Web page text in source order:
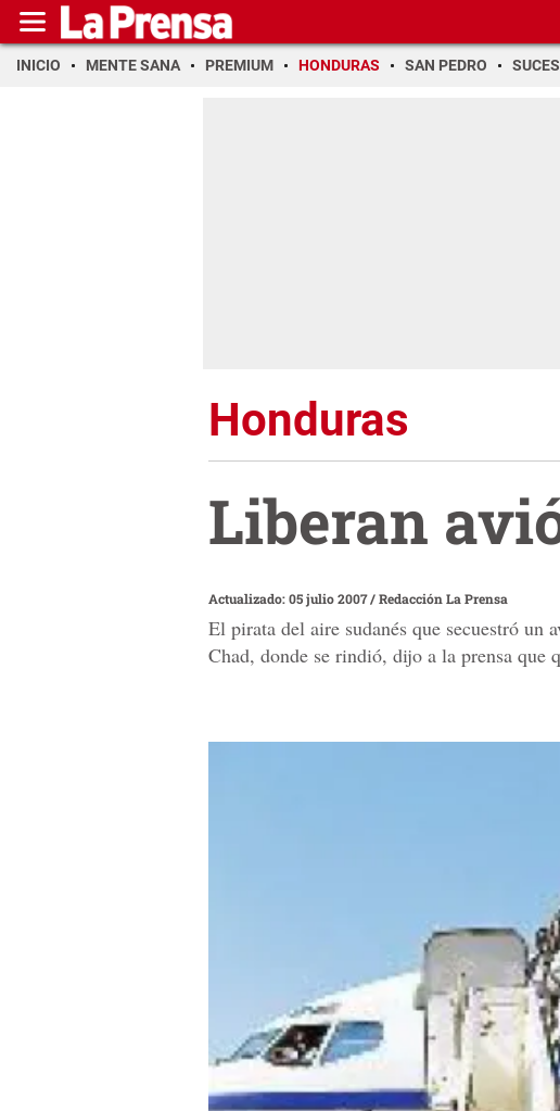
INICIO MENTE SANA PREMIUM HONDURAS SAN PEDRO
Honduras
Liberan
Actualizado: 05 julio 2007/Redacción La Prensa
El pirata del aire sudanés que secuestró
Chad, donde se rindió, dijo a la prensa